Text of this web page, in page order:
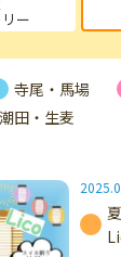
ー
寺尾・馬場
潮田・生麦